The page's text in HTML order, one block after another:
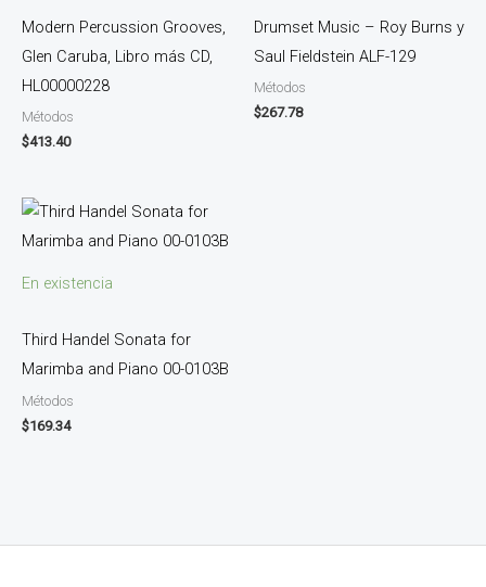
Modern Percussion Grooves,
Glen Caruba, Libro más CD,
HL00000228
Métodos
$413.40
Drumset Music – Roy Burns y
Saul Fieldstein ALF-129
Métodos
$267.78
En existencia
Third Handel Sonata for
Marimba and Piano 00-0103B
Métodos
$169.34